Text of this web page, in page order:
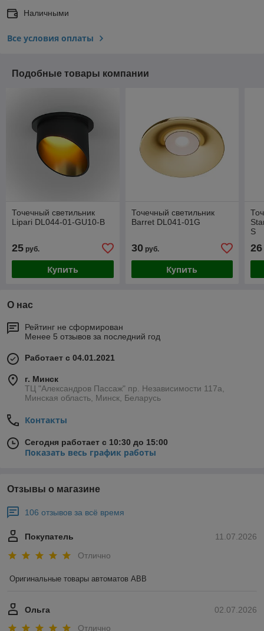
Наличными
Все условия оплаты
Подобные товары компании
Точечный светильник
Lipari DL044-01-GU10-B
25 руб.
Купить
Точечный светильник
Barret DL041-01G
30руб.
Купить
S
26
О нас
Рейтинг не сформирован
Менее 5 отзывов за последний год
Работает с 04.01.2021
г. Минск
ТЦ "Александров Пассаж" пр. Независимости 117а,
Минская область, Минск, Беларусь
Контакты
Сегодня работает с 10:30 до 15:00
Показать весь график работы
Отзывы о магазине
106 отзывов за всё время
11.07.2026
Покупатель
Отлично
Оригинальные товары автоматов ABB
02.07.2026
Ольга
Отлично